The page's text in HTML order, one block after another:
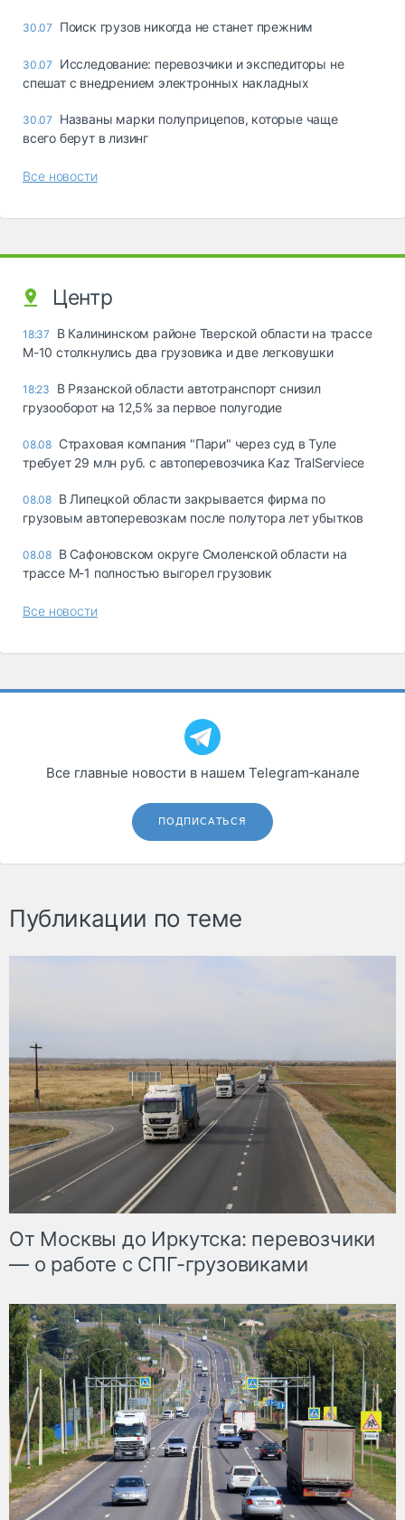
30.07 Поиск грузов никогда не станет прежним
30.07
Исследование: перевозчики и экспедиторы не
спешат с внедрением электронных накладных
30.07
Названы марки полуприцепов, которые чаще
всего берут в лизинг
Все новости
Центр
18:37
В Калининском районе Тверской области на трассе
М-10 столкнулись два грузовика и две легковушки
18:23
В Рязанской области автотранспорт снизил
грузооборот на 12,5% за первое полугодие
08.08 Страховая компания "Пари" через суд в Туле
требует 29 млн руб. с автоперевозчика Kaz TralServiece
08.08 В Липецкой области закрывается фирма по
грузовым автоперевозкам после полутора лет убытков
08.08 В Сафоновском округе Смоленской области на
трассе М-1 полностью выгорел грузовик
Все новости
Все главные новости в нашем Telegram‑канале
ПОДПИСАТЬСЯ
Публикации по теме
От Москвы до Иркутска: перевозчики
— о работе с СПГ-грузовиками